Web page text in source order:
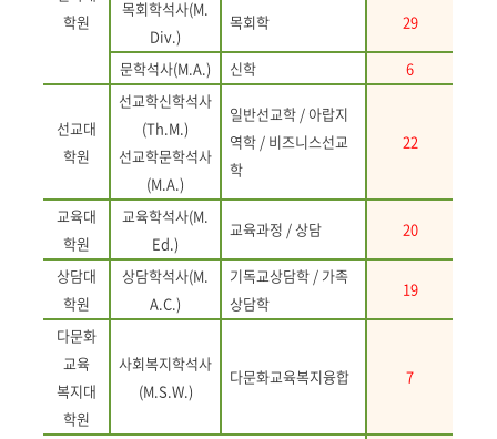
학원
목회학석사(M.
Div.)
목회학 29
문학석사(M.A.) 신학 6
선교대
학원
선교학신학석사
(Th.M.)
선교학문학석사
(M.A.)
일반선교학 / 아랍지
역학 / 비즈니스선교
학
22
교육대
학원
교육학석사(M.
Ed.)
교육과정 /상담 20
상담대
학원
상담학석사(M.
A.C.)
기독교상담학 / 가족
상담학
19
다문화
교육
복지대
학원
사회복지학석사
(M.S.W.)
다문화교육복지융합 7